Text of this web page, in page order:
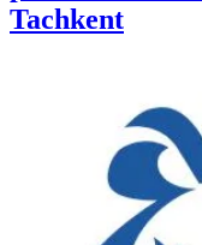
qualifiés pour